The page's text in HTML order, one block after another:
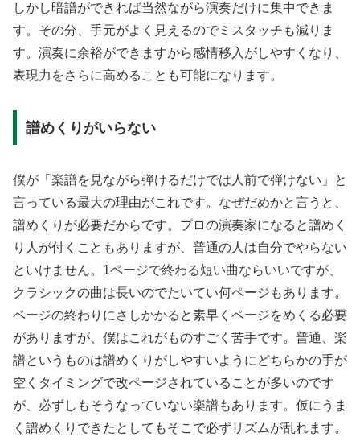
しかし暗譜ができれば当然ながら演奏だけに集中できま
す。その分、手元がよく見えるのでミスタッチも減りま
す。演奏に余裕ができますから感情移入がしやすくなり、
表現力をさらに高めることも可能になります。
譜めくりがいらない
僕が「楽譜を見ながら弾けるだけでは人前で弾けない」と
言っている最大の理由がこれです。なぜだめかと言うと、
譜めくりが必要だからです。プロの演奏家になると譜めく
り人が付くこともありますが、普通の人は自分でやらない
といけません。1ページで終わる短い曲ならいいですが、
クラシックの曲は長いのでたいてい何ページもあります。
ページの終わりにさしかかると素早くページをめくる必要
がありますが、僕はこれがものすごく苦手です。普通、楽
譜というものは譜めくりがしやすいようにどちらかの手が
空くタイミングで改ページされていることが多いのです
が、必ずしもそうなっていない楽譜もあります。仮にうま
く譜めくりできたとしてもそこで必ずリズムが乱れます。